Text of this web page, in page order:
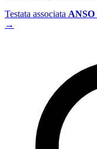
Testata associata ANSO
→